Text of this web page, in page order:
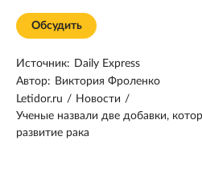
Обсудить
Источник: Daily Express
Автор: Виктория Фроленко
Letidor.ru / Новости /
Ученые назвали две добавки,
развитие рака